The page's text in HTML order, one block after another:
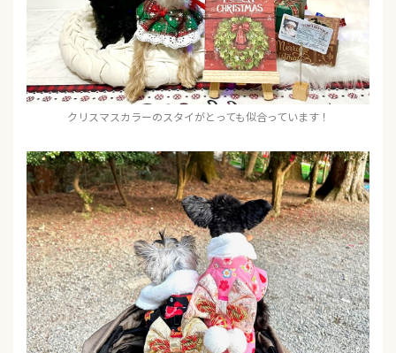
クリスマスカラーのスタイがとっても似合っています！